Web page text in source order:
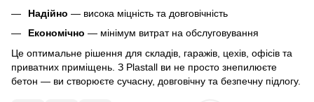
Надійно — висока міцність та довговічність
Економічно — мінімум витрат на обслуговування
Це оптимальне рішення для складів, гаражів, цехів, офісів та
приватних приміщень. З Plastall ви не просто знепилюєте
бетон — ви створюєте сучасну, довговічну та безпечну підлогу.